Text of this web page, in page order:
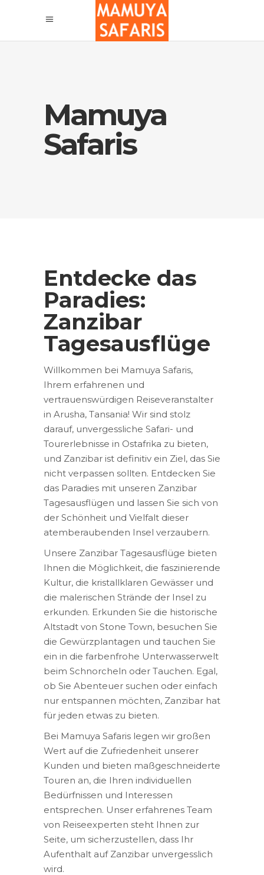
Mamuya
Safaris
Entdecke das
Paradies:
Zanzibar
Tagesausflüge
Willkommen bei Mamuya Safaris,
Ihrem erfahrenen und
vertrauenswürdigen Reiseveranstalter
in Arusha, Tansania! Wir sind stolz
darauf, unvergessliche Safari- und
Tourerlebnisse in Ostafrika zu bieten,
und Zanzibar ist definitiv ein Ziel, das Sie
nicht verpassen sollten. Entdecken Sie
das Paradies mit unseren Zanzibar
Tagesausflügen und lassen Sie sich von
der Schönheit und Vielfalt dieser
atemberaubenden Insel verzaubern.
Unsere Zanzibar Tagesausflüge bieten
Ihnen die Möglichkeit, die faszinierende
Kultur, die kristallklaren Gewässer und
die malerischen Strände der Insel zu
erkunden. Erkunden Sie die historische
Altstadt von Stone Town, besuchen Sie
die Gewürzplantagen und tauchen Sie
ein in die farbenfrohe Unterwasserwelt
beim Schnorcheln oder Tauchen. Egal,
ob Sie Abenteuer suchen oder einfach
nur entspannen möchten, Zanzibar hat
für jeden etwas zu bieten.
Bei Mamuya Safaris legen wir großen
Wert auf die Zufriedenheit unserer
Kunden und bieten maßgeschneiderte
Touren an, die Ihren individuellen
Bedürfnissen und Interessen
entsprechen. Unser erfahrenes Team
von Reiseexperten steht Ihnen zur
Seite, um sicherzustellen, dass Ihr
Aufenthalt auf Zanzibar unvergesslich
wird.